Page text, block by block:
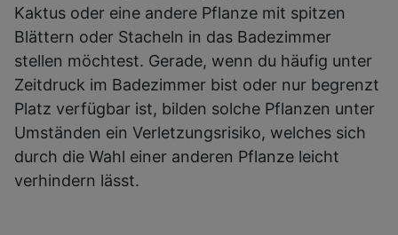
Kaktus oder eine andere Pflanze mit spitzen
Blättern oder Stacheln in das Badezimmer
stellen möchtest. Gerade, wenn du häufig unter
Zeitdruck im Badezimmer bist oder nur begrenzt
Platz verfügbar ist, bilden solche Pflanzen unter
Umständen ein Verletzungsrisiko, welches sich
durch die Wahl einer anderen Pflanze leicht
verhindern lässt.